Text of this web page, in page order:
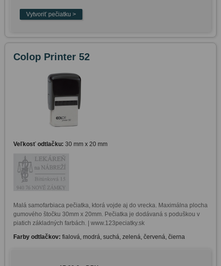
Colop Printer 52
Veľkosť odtlačku: 30 mm x 20 mm
Malá samofarbiaca pečiatka, ktorá vojde aj do vrecka. Maximálna plocha
gumového štočku 30mm x 20mm. Pečiatka je dodávaná s poduškou v
piatich základných farbách. | www.123peciatky.sk
Farby odtlačkov: fialová, modrá, suchá, zelená, červená, čierna